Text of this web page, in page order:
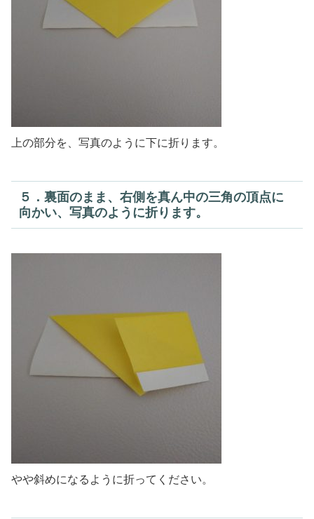
上の部分を、写真のように下に折ります。
５．裏面のまま、右側を真ん中の三角の頂点に
向かい、写真のように折ります。
やや斜めになるように折ってください。